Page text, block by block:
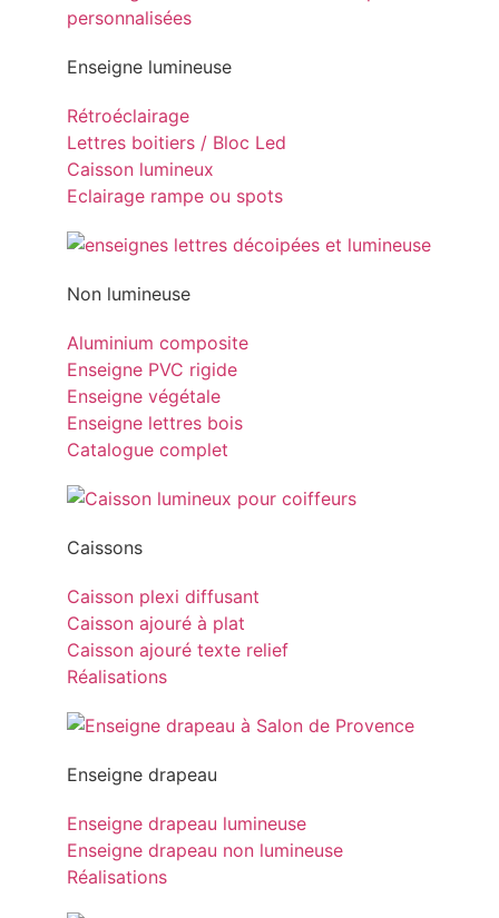
Enseigne lumineuse
Rétroéclairage
Lettres boitiers / Bloc Led
Caisson lumineux
Eclairage rampe ou spots
Non lumineuse
Aluminium composite
Enseigne PVC rigide
Enseigne végétale
Enseigne lettres bois
Catalogue complet
Caissons
Caisson plexi diffusant
Caisson ajouré à plat
Caisson ajouré texte relief
Réalisations
Enseigne drapeau
Enseigne drapeau lumineuse
Enseigne drapeau non lumineuse
Réalisations